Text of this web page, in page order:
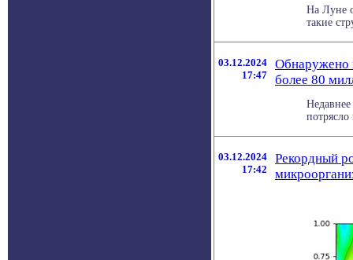
На Луне
такие
03.12.2024
17:47
Обнаружено
более 80
03.12.2024
17:42
Рекордный